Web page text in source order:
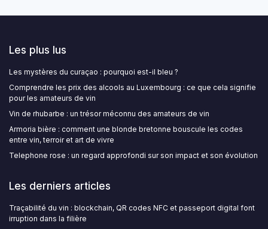
Les plus lus
Les mystères du curaçao : pourquoi est-il bleu ?
Comprendre les prix des alcools au Luxembourg : ce que cela signifie
pour les amateurs de vin
Vin de rhubarbe : un trésor méconnu des amateurs de vin
Armoria bière : comment une blonde bretonne bouscule les codes
entre vin, terroir et art de vivre
Telephone rose : un regard approfondi sur son impact et son évolution
Les derniers articles
Traçabilité du vin : blockchain, QR codes NFC et passeport digital font
irruption dans la filière